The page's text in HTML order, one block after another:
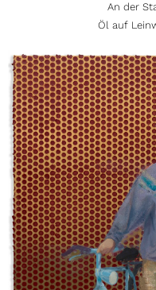
An der
Öl auf